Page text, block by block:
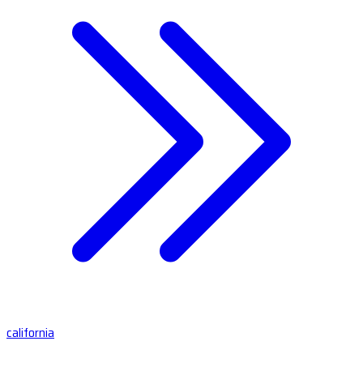
california